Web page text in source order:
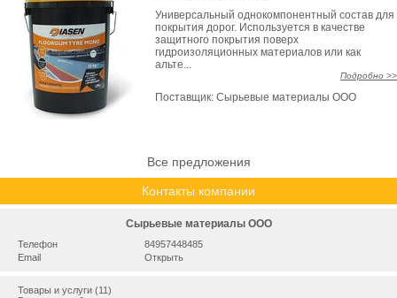
Универсальный однокомпонентный состав для
покрытия дорог. Используется в качестве
защитного покрытия поверх
гидроизоляционных материалов или как
альте...
Подробно >>
Поставщик: Сырьевые материалы ООО
Все предложения
Контакты компании
Сырьевые материалы ООО
Телефон
84957448485
Email
Открыть
Товары и услуги (11)